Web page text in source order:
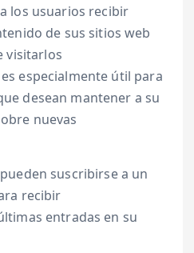
los usuarios recibir
de sus sitios web
visitarlos
especialmente útil para
desean mantener a su
nuevas
suscribirse a un
recibir
entradas en su